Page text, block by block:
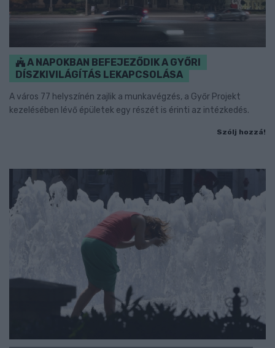
A NAPOKBAN BEFEJEZŐDIK A GYŐRI
DÍSZKIVILÁGÍTÁS LEKAPCSOLÁSA
A város 77 helyszínén zajlik a munkavégzés, a Győr Projekt
kezelésében lévő épületek egy részét is érinti az intézkedés.
Szólj hozzá!